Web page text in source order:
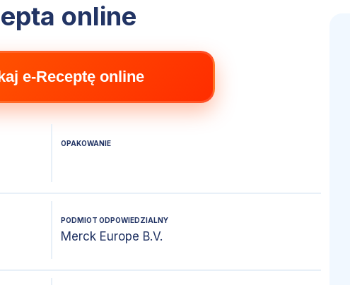
online
e-Receptę online
OPAKOWANIE
PODMIOT ODPOWIEDZIALNY
Merck Europe B.V.